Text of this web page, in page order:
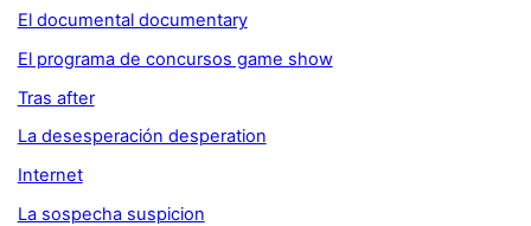
El documental documentary
El programa de concursos game show
Tras after
La desesperación desperation
Internet
La sospecha suspicion